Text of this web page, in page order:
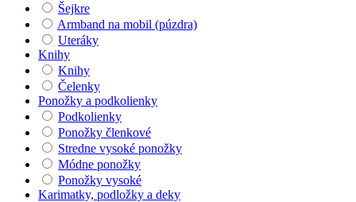
Šejkre
Armband na mobil (púzdra)
Uteráky
Knihy
Knihy
Čelenky
Ponožky a podkolienky
Podkolienky
Ponožky členkové
Stredne vysoké ponožky
Módne ponožky
Ponožky vysoké
Karimatky, podložky a deky